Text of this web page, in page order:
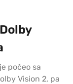
počeo sa
Vision 2, pa